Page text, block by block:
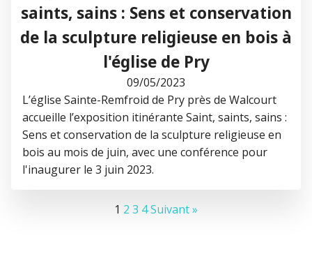
saints, sains : Sens et conservation
de la sculpture religieuse en bois à
l'église de Pry
09/05/2023
L’église Sainte-Remfroid de Pry près de Walcourt
accueille l’exposition itinérante Saint, saints, sains :
Sens et conservation de la sculpture religieuse en
bois au mois de juin, avec une conférence pour
l'inaugurer le 3 juin 2023.
1 2 3 4Suivant »